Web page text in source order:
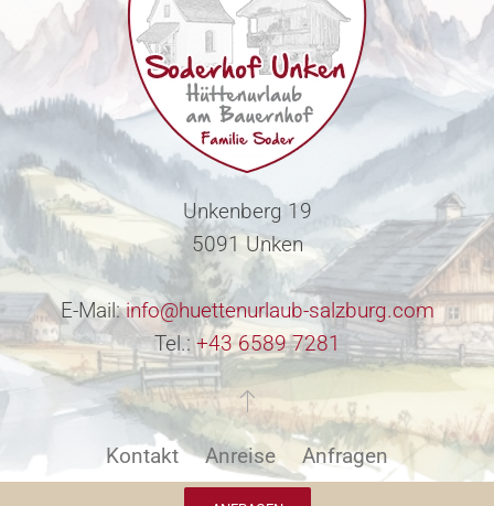
Unkenberg 19
5091 Unken
E-Mail:info@huettenurlaub-salzburg.com
Tel.: +43 6589 7281
Kontakt Anreise Anfragen